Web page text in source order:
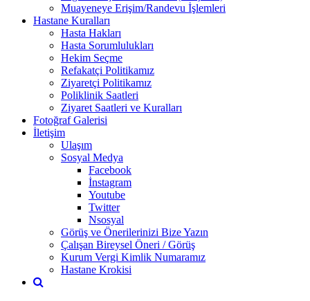
Muayeneye Erişim/Randevu İşlemleri
Hastane Kuralları
Hasta Hakları
Hasta Sorumlulukları
Hekim Seçme
Refakatçi Politikamız
Ziyaretçi Politikamız
Poliklinik Saatleri
Ziyaret Saatleri ve Kuralları
Fotoğraf Galerisi
İletişim
Ulaşım
Sosyal Medya
Facebook
İnstagram
Youtube
Twitter
Nsosyal
Görüş ve Önerilerinizi Bize Yazın
Çalışan Bireysel Öneri / Görüş
Kurum Vergi Kimlik Numaramız
Hastane Krokisi